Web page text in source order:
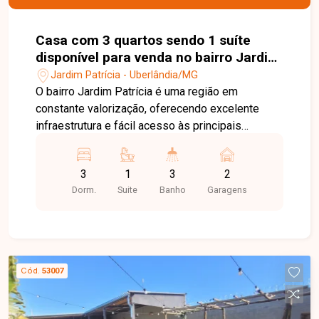
compatíveis com a região.
Casa com 3 quartos sendo 1 suíte
disponível para venda no bairro Jardim
Patrícia em Uberlândia-MG
Jardim Patrícia - Uberlândia/MG
O bairro Jardim Patrícia é uma região em
constante valorização, oferecendo excelente
infraestrutura e fácil acesso às principais
supermercados, escolas, farmácias, comércios e
diversos serviços, é uma excelente opção para
quem busca conforto, praticidade e qualidade de
gourmet fechado com churrasqueira e 2 vagas de
garagem. A residência possui 170 m² de área
construída em um terreno de 250 m², com
acabamento de alto padrão, piso em porcelanato,
3
Dorm.
1
Suite
3
Banho
2
Garagens
Cód. 53007